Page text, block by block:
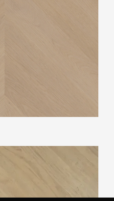
Panna cotta